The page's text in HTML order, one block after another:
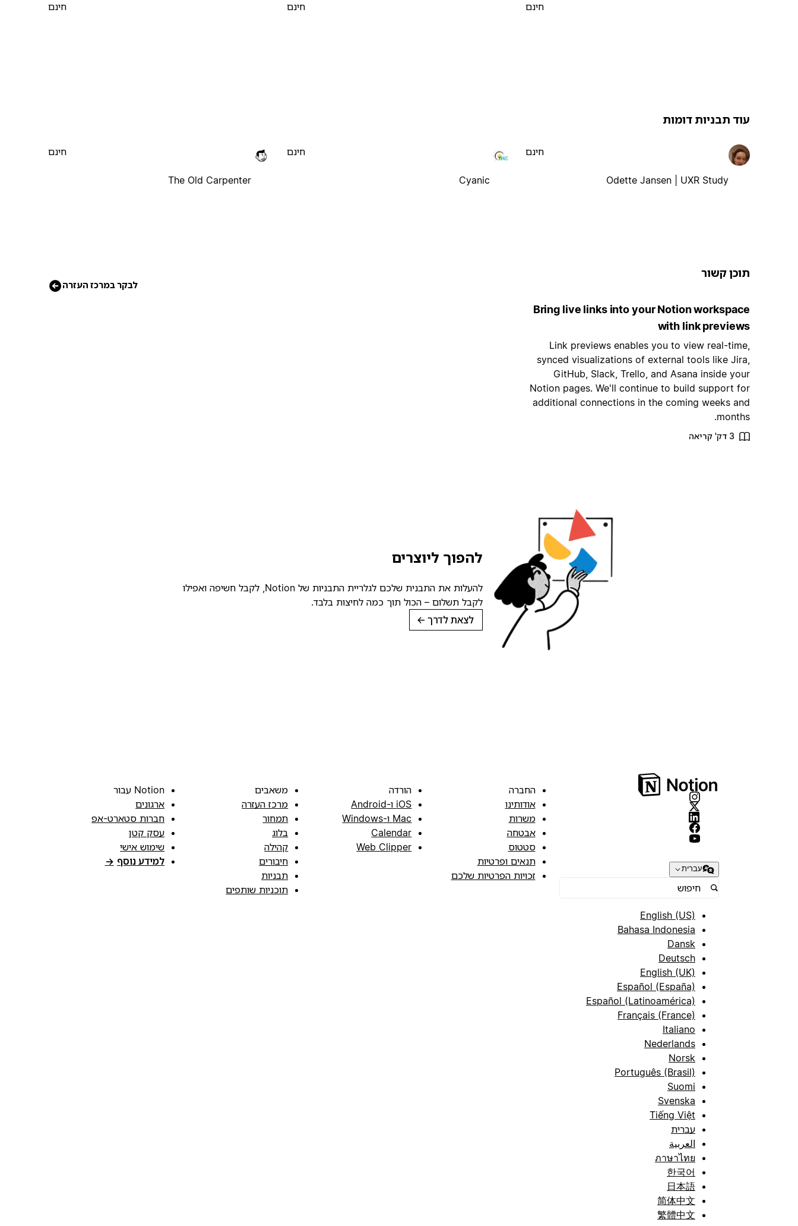
חינם חינם חינם
עוד תבניות דומות
Odette Jansen | UXR Study
חינם
Cyanic
חינם
The Old Carpenter
חינם
תוכן קשור
לבקר במרכז העזרה
Bring live links into your Notion workspace
with link previews
Link previews enables you to view real-time,
synced visualizations of external tools like Jira,
GitHub, Slack, Trello, and Asana inside your
Notion pages. We'll continue to build support for
additional connections in the coming weeks and
months.
3 דק' קריאה
להפוך ליוצרים
להעלות את התבנית שלכם לגלריית התבניות של Notion, לקבל חשיפה ואפילו
לקבל תשלום – הכול תוך כמה לחיצות בלבד.
לצאת לדרך →
עברית
English (US)
Bahasa Indonesia
Dansk
Deutsch
English (UK)
Español (España)
Español (Latinoamérica)
Français (France)
Italiano
Nederlands
Norsk
Português (Brasil)
Suomi
Svenska
Tiếng Việt
עברית
العربية
ภาษาไทย
한국어
日本語
简体中文
繁體中文
החברה
אודותינו
משרות
אבטחה
סטטוס
תנאים ופרטיות
זכויות הפרטיות שלכם
הורדה
iOS ו-Android
Mac ו-Windows
Calendar
Web Clipper
משאבים
מרכז העזרה
תמחור
בלוג
קהילה
חיבורים
תבניות
תוכניות שותפים
Notion עבור
ארגונים
חברות סטארט-אפ
עסק קטן
שימוש אישי
למידע נוסף →